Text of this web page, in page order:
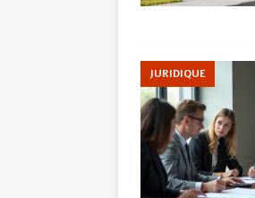
JURIDIQUE